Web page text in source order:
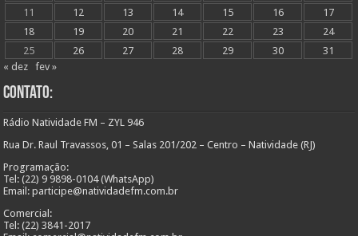
11
12 13 14 15 16
17
18
19 20 21 22 23
24
25
26 27 28 29 30
31
« dez
fev »
Contato:
Rádio Natividade FM – ZYL 946
Rua Dr. Raul Travassos, 01 – Salas 201/202 – Centro – Natividade (RJ)
Programação:
Tel: (22) 9 9898-0104 (WhatsApp)
Email: participe@natividadefm.com.br
Comercial:
Tel: (22) 3841-2017